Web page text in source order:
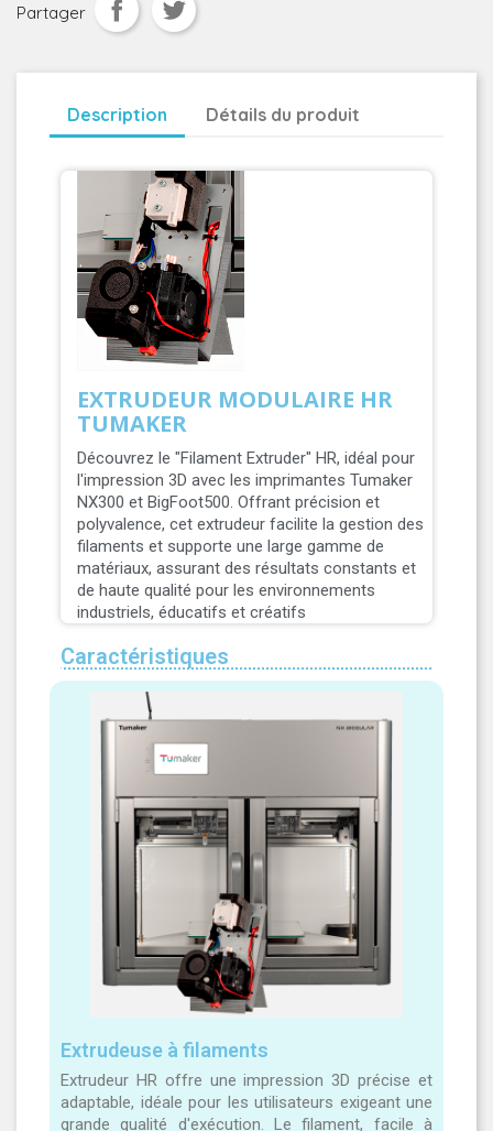
Partager
Description Détails du produit
EXTRUDEUR MODULAIRE HR
TUMAKER
Découvrez le "Filament Extruder" HR, idéal pour
l'impression 3D avec les imprimantes Tumaker
NX300 et BigFoot500. Offrant précision et
polyvalence, cet extrudeur facilite la gestion des
filaments et supporte une large gamme de
matériaux, assurant des résultats constants et
de haute qualité pour les environnements
industriels, éducatifs et créatifs
Caractéristiques
Extrudeuse à filaments
Extrudeur HR offre une impression 3D précise et
adaptable, idéale pour les utilisateurs exigeant une
grande qualité d'exécution. Le filament, facile à